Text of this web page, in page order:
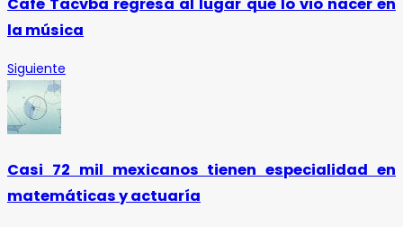
la música
Siguiente
Casi 72 mil mexicanos tienen especialidad en
matemáticas y actuaría